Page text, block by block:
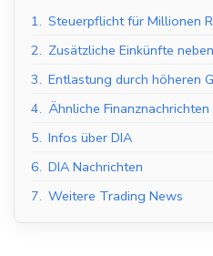
1. Steuerpflicht für Millionen
2. Zusätzliche Einkünfte
3. Entlastung durch höheren
4. Ähnliche Finanznachrichten
5. Infos über DIA
6. DIA Nachrichten
7. Weitere Trading News